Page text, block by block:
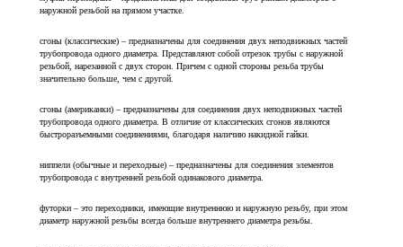
наружной резьбой на прямом участке.
сгоны (классические) – предназначены для соединения двух неподвижных частей
трубопровода одного диаметра. Представляют собой отрезок трубы с наружной
резьбой, нарезанной с двух сторон. Причем с одной стороны резьба трубы
значительно больше, чем с другой.
сгоны (американки) – предназначены для соединения двух неподвижных частей
трубопровода одного диаметра. В отличие от классических сгонов являются
быстроразъемными соединениями, благодаря наличию накидной гайки.
ниппели (обычные и переходные) – предназначены для соединения элементов
трубопровода с внутренней резьбой одинакового диаметра.
футорки – это переходники, имеющие внутреннюю и наружную резьбу, при этом
диаметр наружной резьбы всегда больше внутреннего диаметра резьбы.